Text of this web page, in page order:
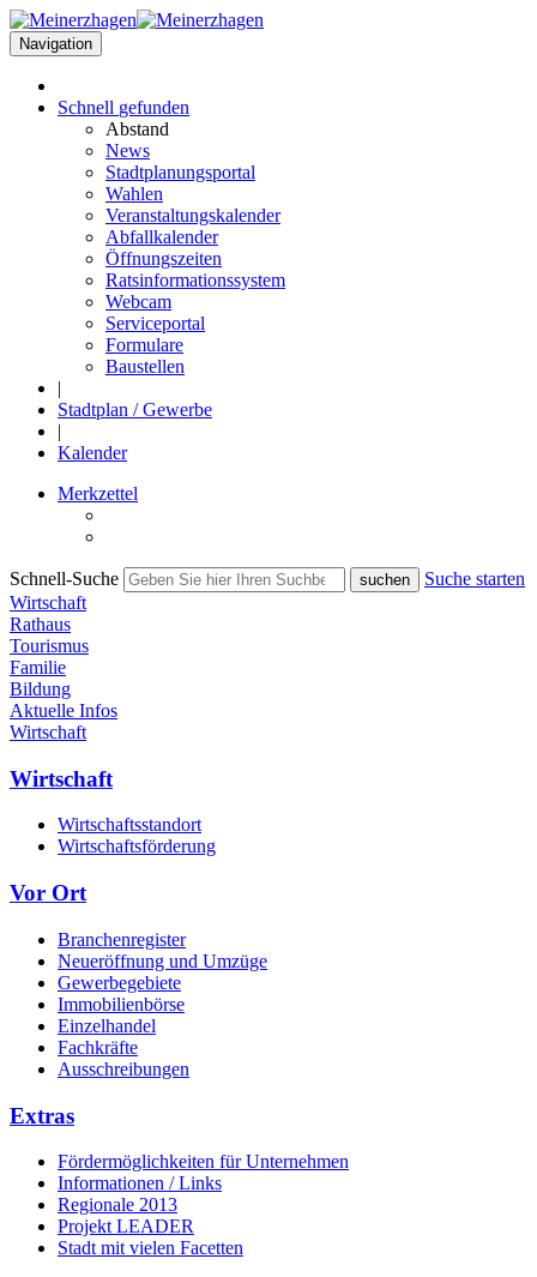
Navigation
Schnell gefunden
Abstand
News
Stadtplanungsportal
Wahlen
Veranstaltungskalender
Abfallkalender
Öffnungszeiten
Ratsinformationssystem
Webcam
Serviceportal
Formulare
Baustellen
|
Stadtplan / Gewerbe
|
Kalender
Merkzettel
Schnell-Suche
Suche starten
Wirtschaft
Rathaus
Tourismus
Familie
Bildung
Aktuelle Infos
Wirtschaft
Wirtschaft
Wirtschaftsstandort
Wirtschaftsförderung
Vor Ort
Branchenregister
Neueröffnung und Umzüge
Gewerbegebiete
Immobilienbörse
Einzelhandel
Fachkräfte
Ausschreibungen
Extras
Fördermöglichkeiten für Unternehmen
Informationen / Links
Regionale 2013
Projekt LEADER
Stadt mit vielen Facetten